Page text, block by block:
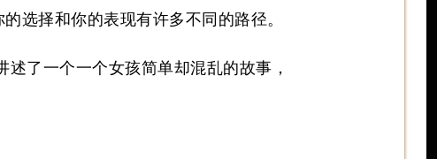
选择和你的表现有许多不同的路径。
了一个一个女孩简单却混乱的故事，